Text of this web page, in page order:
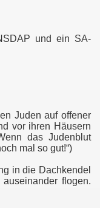
und ein SA-
Juden auf offener
vor ihren Häusern
das Judenblut
mal so gut!“)
in die Dachkendel
flogen.